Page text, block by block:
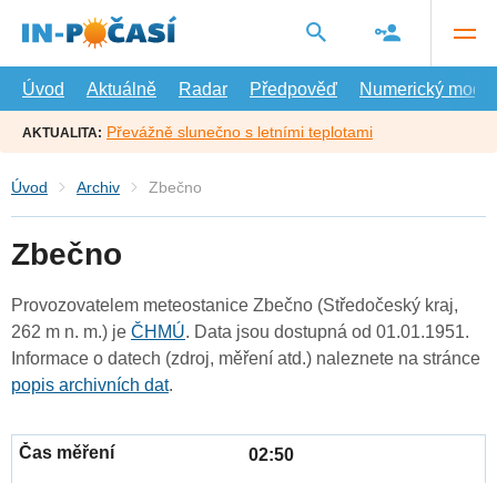
hlavní
Úvod
Aktuálně Radar Předpověď Numerický model
AKTUALITA: Převážně slunečno s letními teplotami
Úvod Archiv Zbečno
Zbečno
Provozovatelem meteostanice Zbečno (Středočeský kraj,
262 m n. m.) je ČHMÚ. Data jsou dostupná od 01.01.1951.
Informace o datech (zdroj, měření atd.) naleznete na stránce
popis archivních dat.
02:50